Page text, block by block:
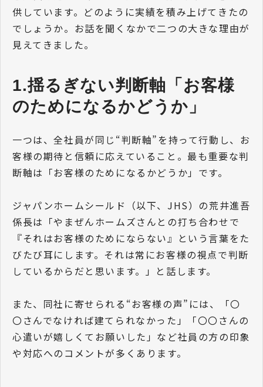
供しています。どのように実績を積み上げてきたの
でしょうか。お話を聞くなかで二つの大きな理由が
見えてきました。
1.揺るぎない判断軸「お客様
のためになるかどうか」
一つは、全社員が同じ“判断軸”を持って行動し、お
客様の期待と信頼に応えていること。最も重要な判
断軸は「お客様のためになるかどうか」です。
ジャパンホームシールド（以下、JHS）の荒井進吾
係長は「やまぜんホームズさんとの打ち合わせで
『それはお客様のためにならない』という言葉をた
びたび耳にします。それは常にお客様の視点で判断
しているからだと思います。」と話します。
また、同社に寄せられる“お客様の声”には、「〇
〇さんでなければ建てられなかった」「〇〇さんの
心遣いが嬉しくてお願いした」など社員の方の印象
や対応へのコメントが多くあります。